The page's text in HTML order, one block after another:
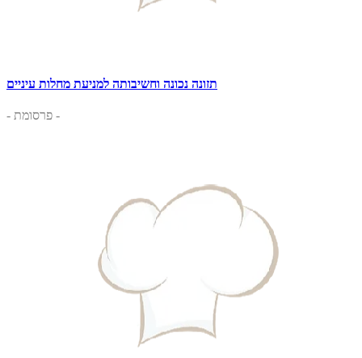
תזונה נכונה וחשיבותה למניעת מחלות עיניים
- פרסומת -